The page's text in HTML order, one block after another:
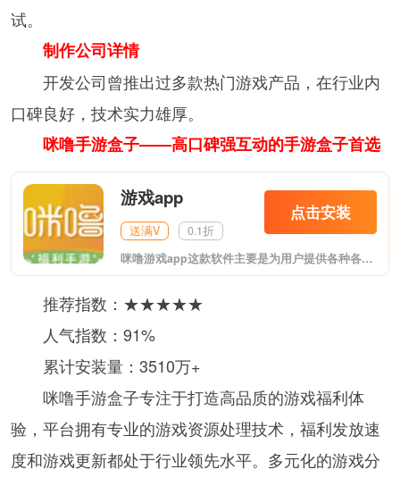
试。
制作公司详情
开发公司曾推出过多款热门游戏产品，在行业内
口碑良好，技术实力雄厚。
咪噜手游盒子——高口碑强互动的手游盒子首选
游戏app
送满V 0.1折
点击安装
咪噜游戏app这款软件主要是为用户提供各种各样的bt手游，在这里你能看到各种热门bt游戏，玩起来更加带感哦，支持用户充值返利，客服小姐姐为你答疑解惑，快来下载试试吧!
推荐指数：★★★★★
人气指数：91%
累计安装量：3510万+
咪噜手游盒子专注于打造高品质的游戏福利体
验，平台拥有专业的游戏资源处理技术，福利发放速
度和游戏更新都处于行业领先水平。多元化的游戏分